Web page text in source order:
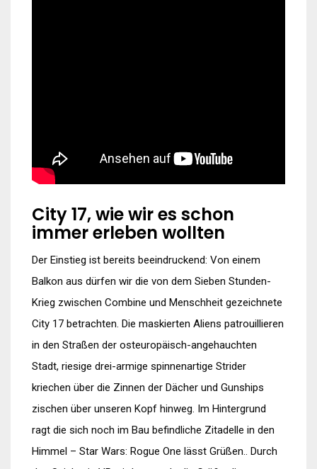
City 17, wie wir es schon
immer erleben wollten
Der Einstieg ist bereits beeindruckend: Von einem
Balkon aus dürfen wir die von dem Sieben Stunden-
Krieg zwischen Combine und Menschheit gezeichnete
City 17 betrachten. Die maskierten Aliens patrouillieren
in den Straßen der osteuropäisch-angehauchten
Stadt, riesige drei-armige spinnenartige Strider
kriechen über die Zinnen der Dächer und Gunships
zischen über unseren Kopf hinweg. Im Hintergrund
ragt die sich noch im Bau befindliche Zitadelle in den
Himmel – Star Wars: Rogue One lässt Grüßen.. Durch